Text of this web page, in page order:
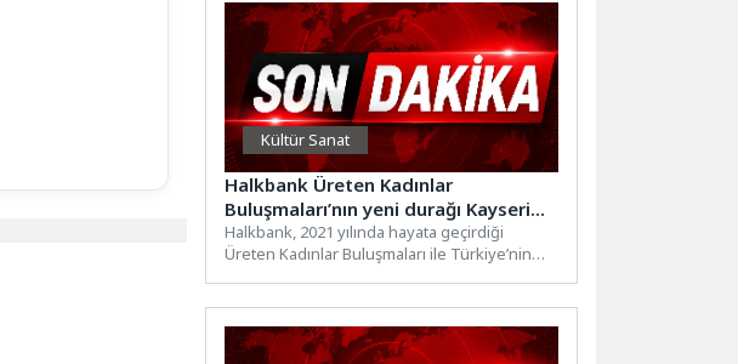
Kültür Sanat
Halkbank Üreten Kadınlar
Buluşmaları’nın yeni durağı Kayseri
oldu
Halkbank, 2021 yılında hayata geçirdiği
Üreten Kadınlar Buluşmaları ile Türkiye’nin